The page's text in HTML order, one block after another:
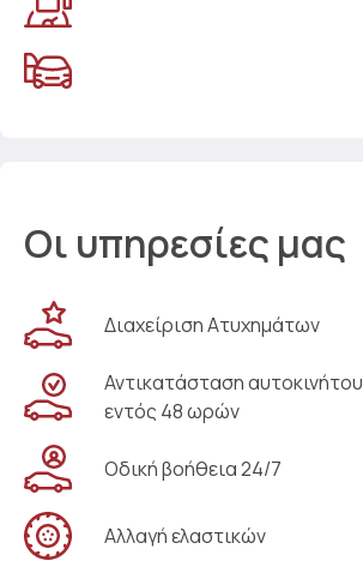
Οι υπηρεσίες μας
Διαχείριση Ατυχημάτων
Αντικατάσταση αυτοκινήτου
εντός 48 ωρών
Οδική βοήθεια 24/7
Αλλαγή ελαστικών